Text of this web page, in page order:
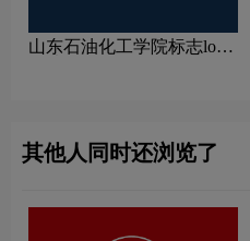
山东石油化工学院标志logo
其他人同时还浏览了